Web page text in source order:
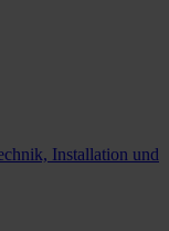
Installation und